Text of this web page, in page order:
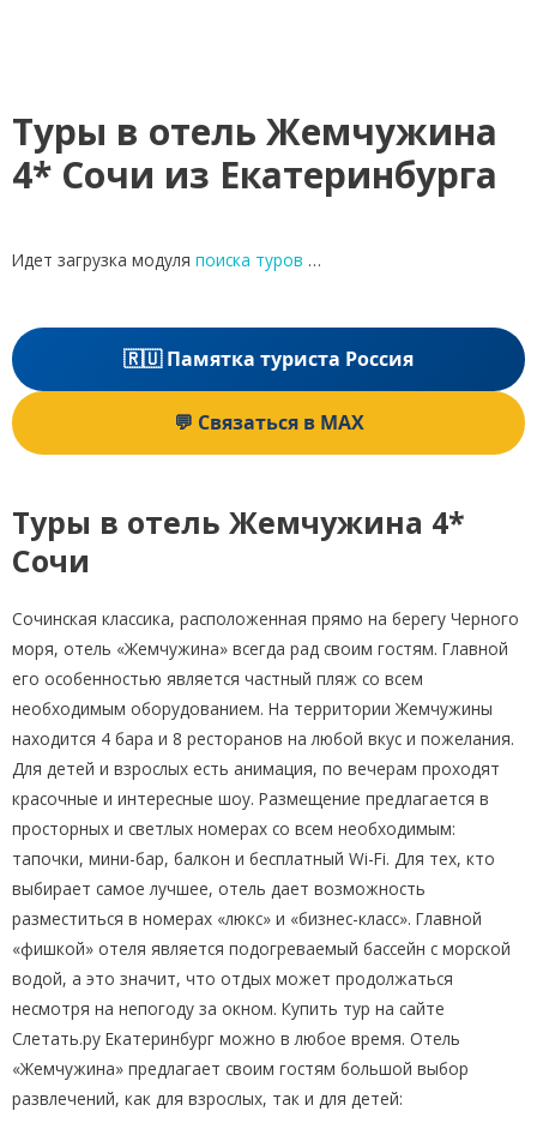
Туры в отель Жемчужина
4* Сочи из Екатеринбурга
Идет загрузка модуля поиска туров …
🇷🇺 Памятка туриста Россия
💬 Связаться в MAX
Туры в отель Жемчужина 4*
Сочи
Сочинская классика, расположенная прямо на берегу Черного
моря, отель «Жемчужина» всегда рад своим гостям. Главной
его особенностью является частный пляж со всем
необходимым оборудованием. На территории Жемчужины
находится 4 бара и 8 ресторанов на любой вкус и пожелания.
Для детей и взрослых есть анимация, по вечерам проходят
красочные и интересные шоу. Размещение предлагается в
просторных и светлых номерах со всем необходимым:
тапочки, мини-бар, балкон и бесплатный Wi-Fi. Для тех, кто
выбирает самое лучшее, отель дает возможность
разместиться в номерах «люкс» и «бизнес-класс». Главной
«фишкой» отеля является подогреваемый бассейн с морской
водой, а это значит, что отдых может продолжаться
несмотря на непогоду за окном. Купить тур на сайте
Слетать.ру Екатеринбург можно в любое время. Отель
«Жемчужина» предлагает своим гостям большой выбор
развлечений, как для взрослых, так и для детей: